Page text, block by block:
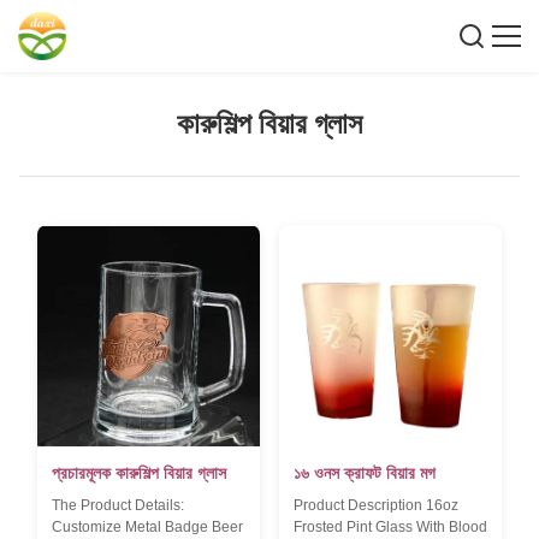
কারুশিল্প বিয়ার গ্লাস
প্রচারমূলক কারুশিল্প বিয়ার গ্লাস
The Product Details:
Customize Metal Badge Beer
১৬ ওনস ক্রাফট বিয়ার মগ
Product Description 16oz
Frosted Pint Glass With Blood